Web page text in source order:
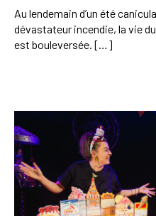
Au lendemain d’un été
dévastateur incendie, la vie
est bouleversée. […]